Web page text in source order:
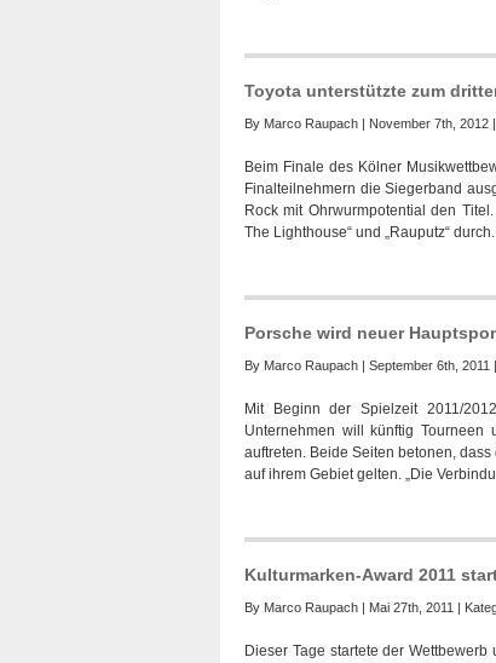
Toyota unterstützte zum
By Marco Raupach | November 7th, 2012
Beim Finale des Kölner
Finalteilnehmern die Siegerband
Rock mit Ohrwurmpotential den
The Lighthouse“ und „Rauputz“
Porsche wird neuer
By Marco Raupach | September 6th, 2011
Mit Beginn der Spielzeit 2011/
Unternehmen will künftig Tourneen
auftreten. Beide Seiten betonen,
auf ihrem Gebiet gelten. „Die
Kulturmarken-Award 2011
By Marco Raupach | Mai 27th, 2011 |
Dieser Tage startete der Wettbewerb